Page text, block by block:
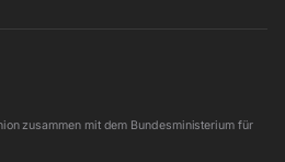
zusammen mit dem Bundesministerium für